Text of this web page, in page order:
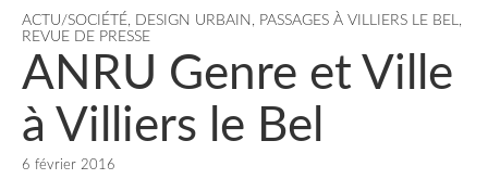
ACTU/SOCIÉTÉ, DESIGN URBAIN , PASSAGES À VILLIERS LE BEL,
REVUE DE PRESSE
ANRU Genre et Ville
à Villiers le Bel
6 février 2016